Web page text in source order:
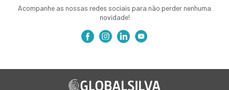
Acompanhe as nossas redes sociais para não perder nenhuma
novidade!